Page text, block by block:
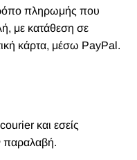
πληρωμής που
με κατάθεση σε
κάρτα, μέσω PayPal.
και εσείς
παραλαβή.